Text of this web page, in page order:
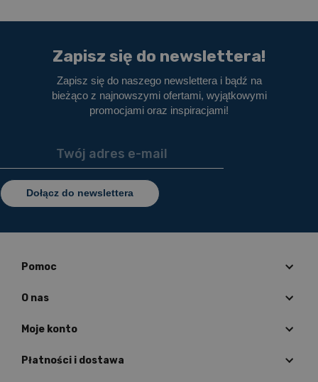
Zapisz się do newslettera!
Zapisz się do naszego newslettera i bądź na
bieżąco z najnowszymi ofertami, wyjątkowymi
promocjami oraz inspiracjami!
Dołącz do newslettera
Pomoc
O nas
Moje konto
Płatności i dostawa